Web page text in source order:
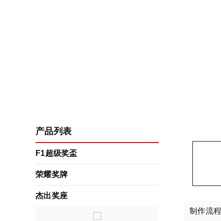
产品列表
F1超级奖盃
荣耀奖牌
杰出奖座
制作流